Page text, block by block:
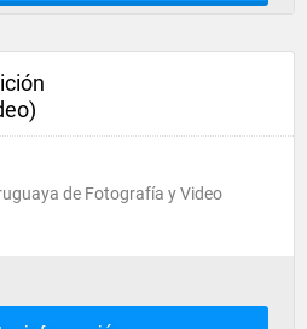
de Fotografía y Video